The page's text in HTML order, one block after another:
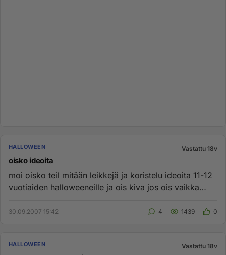
HALLOWEEN Vastattu 18v
oisko ideoita
moi oisko teil mitään leikkejä ja koristelu ideoita 11-12
vuotiaiden halloweeneille ja ois kiva jos ois vaikka
30.09.2007 15:42 4 1439 0
HALLOWEEN Vastattu 18v